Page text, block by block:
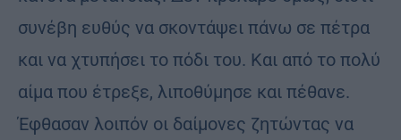
συνέβη ευθύς να σκοντάψει πάνω σε πέτρα
και να χτυπήσει το πόδι του. Και από το πολύ
αίμα που έτρεξε, λιποθύμησε και πέθανε.
Έφθασαν λοιπόν οι δαίμονες ζητώντας να